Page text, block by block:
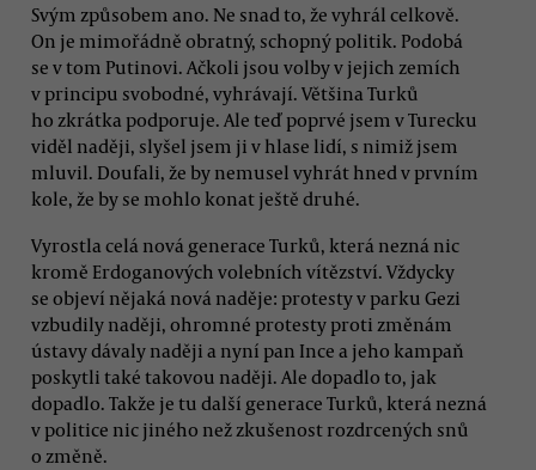
Svým způsobem ano. Ne snad to, že vyhrál celkově.
On je mimořádně obratný, schopný politik. Podobá
se v tom Putinovi. Ačkoli jsou volby v jejich zemích
v principu svobodné, vyhrávají. Většina Turků
ho zkrátka podporuje. Ale teď poprvé jsem v Turecku
viděl naději, slyšel jsem ji v hlase lidí, s nimiž jsem
mluvil. Doufali, že by nemusel vyhrát hned v prvním
kole, že by se mohlo konat ještě druhé.
Vyrostla celá nová generace Turků, která nezná nic
kromě Erdoganových volebních vítězství. Vždycky
se objeví nějaká nová naděje: protesty v parku Gezi
vzbudily naději, ohromné protesty proti změnám
ústavy dávaly naději a nyní pan Ince a jeho kampaň
poskytli také takovou naději. Ale dopadlo to, jak
dopadlo. Takže je tu další generace Turků, která nezná
v politice nic jiného než zkušenost rozdrcených snů
o změně.